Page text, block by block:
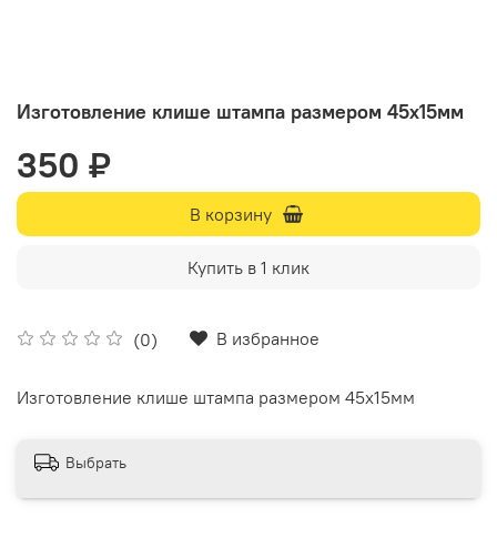
Изготовление клише штампа размером 45х15мм
(0) В избранное
350 ₽
В корзину
Купить в 1 клик
Изготовление клише штампа размером 45х15мм
Выбрать